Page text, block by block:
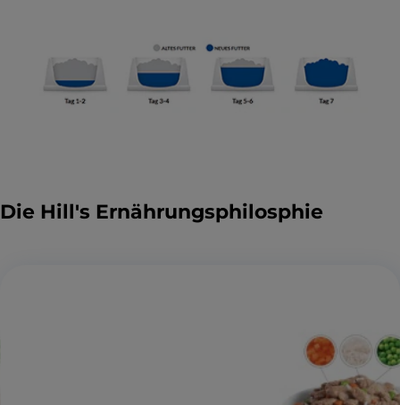
Die Hill's Ernährungsphilosphie